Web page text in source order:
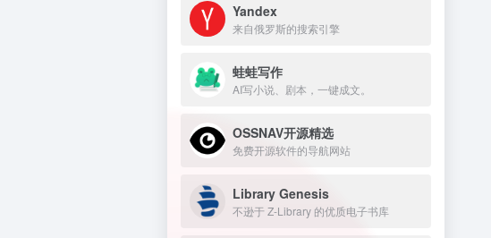
Yandex
来自俄罗斯的搜索引擎
蛙蛙写作
AI写小说、剧本，一键成文。
OSSNAV开源精选
免费开源软件的导航网站
Library Genesis
不逊于 Z-Library 的优质电子书库